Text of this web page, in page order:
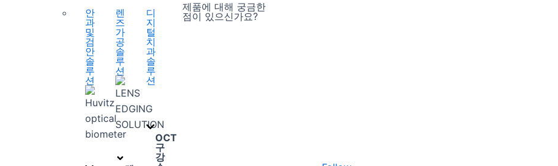
안
과
및
검
안
솔
루
션
렌
즈
가
공
솔
루
션
디
지
털
치
과
솔
루
션
OCT
구
강
제품에 대해 궁금한
점이 있으신가요?